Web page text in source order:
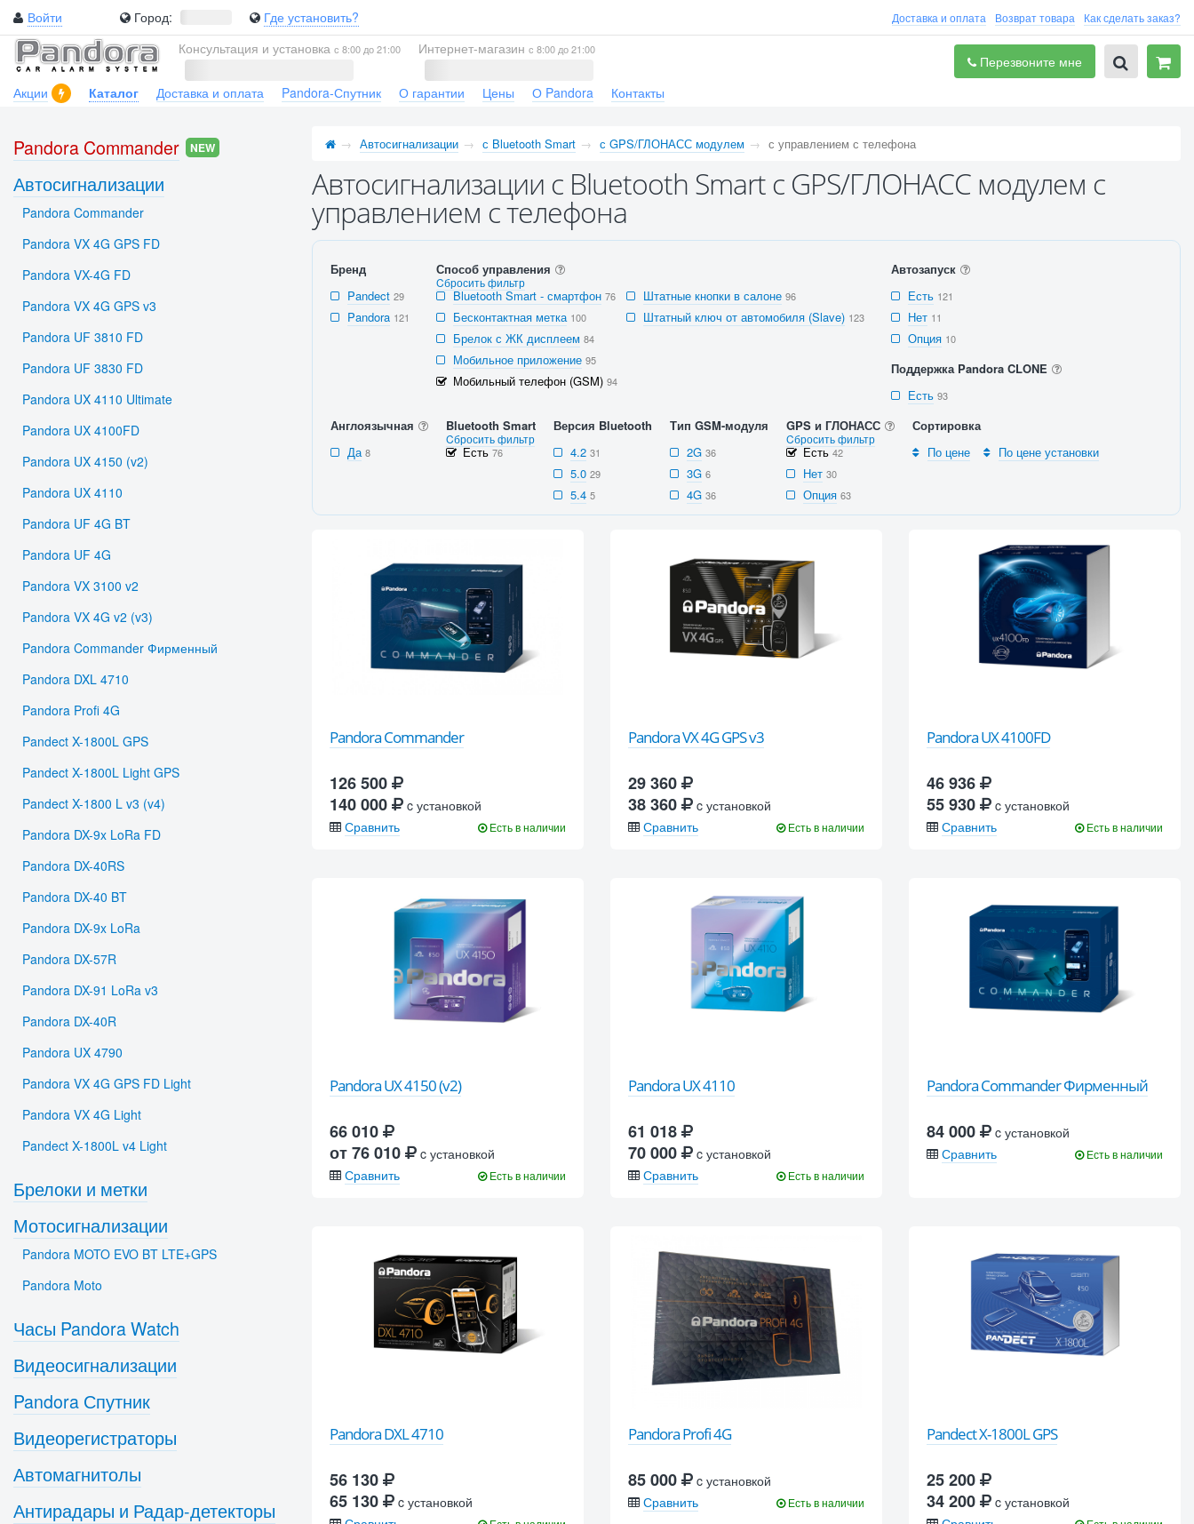
Войти Город: Где установить? Доставка и оплата Возврат товара Как сделать заказ?
Консультация и установка с 8:00 до 21:00 Интернет-магазин с 8:00 до 21:00
Перезвоните мне
Акции
Каталог Доставка и оплата Pandora-Спутник О гарантии Цены О Pandora Контакты
Автосигнализации с Bluetooth Smart с GPS/ГЛОНАСС модулем с управлением с телефона
Автосигнализации с Bluetooth Smart с GPS/ГЛОНАСС модулем с
управлением с телефона
Бренд
Pandect 29
Pandora 121
Способ управления
Cбросить фильтр
Bluetooth Smart - смартфон 76
Бесконтактная метка 100
Брелок с ЖК дисплеем 84
Мобильное приложение 95
Мобильный телефон (GSM) 94
Штатные кнопки в салоне 96
Штатный ключ от автомобиля (Slave) 123
Автозапуск
Есть 121
Нет 11
Опция 10
Поддержка Pandora CLONE
Есть 93
Англоязычная
Да 8
Bluetooth Smart
Cбросить фильтр
Есть76
Версия Bluetooth
4.2 31
5.0 29
5.4 5
Тип GSM-модуля
2G 36
3G 6
4G 36
GPS и ГЛОНАСС
Cбросить фильтр
Есть42
Нет 30
Опция 63
Сортировка
По цене
По цене установки
Pandora Commander
126 500
140 000
c установкой
Сравнить
Есть в наличии
Pandora VX 4G GPS v3
29 360
38 360
c установкой
Сравнить
Есть в наличии
Pandora UX 4100FD
46 936
55 930
c установкой
Сравнить
Есть в наличии
Pandora UX 4150 (v2)
66 010
от 76 010
c установкой
Сравнить
Есть в наличии
Pandora UX 4110
61 018
70 000
c установкой
Сравнить
Есть в наличии
Pandora Commander Фирменный
84 000
c установкой
Сравнить
Есть в наличии
Pandora DXL 4710
56 130
65 130
c установкой
Pandora Profi 4G
85 000
c установкой
Сравнить
Есть в наличии
Pandect X-1800L GPS
25 200
34 200
c установкой
Pandora Commander NEW
Автосигнализации
Pandora Commander
Pandora VX 4G GPS FD
Pandora VX-4G FD
Pandora VX 4G GPS v3
Pandora UF 3810 FD
Pandora UF 3830 FD
Pandora UX 4110 Ultimate
Pandora UX 4100FD
Pandora UX 4150 (v2)
Pandora UX 4110
Pandora UF 4G BT
Pandora UF 4G
Pandora VX 3100 v2
Pandora VX 4G v2 (v3)
Pandora Commander Фирменный
Pandora DXL 4710
Pandora Profi 4G
Pandect X-1800L GPS
Pandect X-1800L Light GPS
Pandect X-1800 L v3 (v4)
Pandora DX-9x LoRa FD
Pandora DX-40RS
Pandora DX-40 BT
Pandora DX-9x LoRa
Pandora DX-57R
Pandora DX-91 LoRa v3
Pandora DX-40R
Pandora UX 4790
Pandora VX 4G GPS FD Light
Pandora VX 4G Light
Pandect X-1800L v4 Light
Брелоки и метки
Мотосигнализации
Pandora MOTO EVO BT LTE+GPS
Pandora Moto
Часы Pandora Watch
Видеосигнализации
Pandora Спутник
Видеорегистраторы
Автомагнитолы
Антирадары и Радар-детекторы